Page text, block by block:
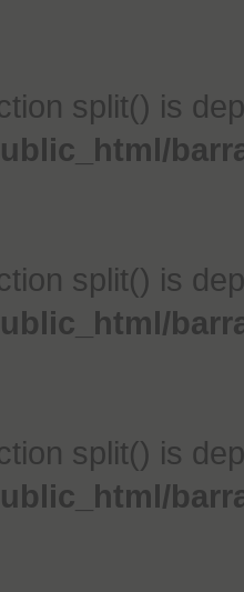
split() is
split() is
split() is